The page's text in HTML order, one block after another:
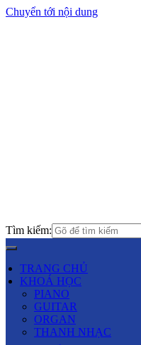
Chuyển tới nội dung
Tìm kiếm:
TRANG CHỦ
KHOÁ HỌC
PIANO
GUITAR
ORGAN
THANH NHẠC